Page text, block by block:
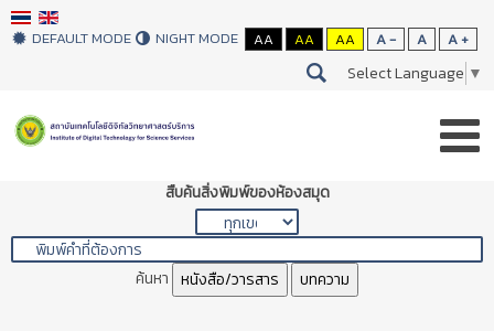
DEFAULT MODE NIGHT MODE AA AA AA A - A A +
Select Language ▼
สืบค้นสิ่งพิมพ์ของห้องสมุด
ค้นหา หนังสือ/วารสาร บทความ